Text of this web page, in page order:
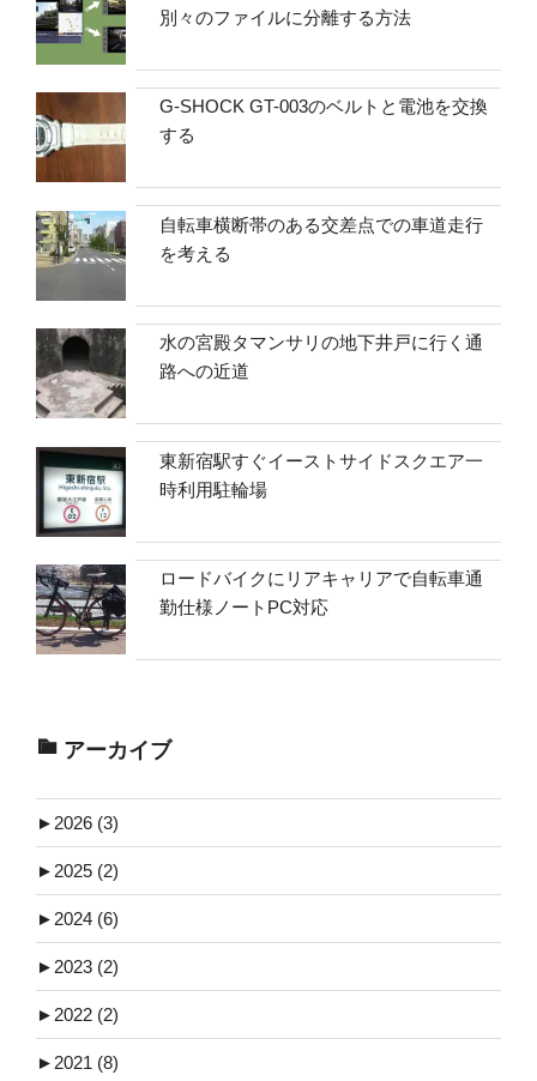
別々のファイルに分離する方法
G-SHOCK GT-003のベルトと電池を交換
する
自転車横断帯のある交差点での車道走行
を考える
水の宮殿タマンサリの地下井戸に行く通
路への近道
東新宿駅すぐイーストサイドスクエア一
時利用駐輪場
ロードバイクにリアキャリアで自転車通
勤仕様ノートPC対応
アーカイブ
► 2026 (3)
► 2025 (2)
► 2024 (6)
► 2023 (2)
► 2022 (2)
► 2021 (8)